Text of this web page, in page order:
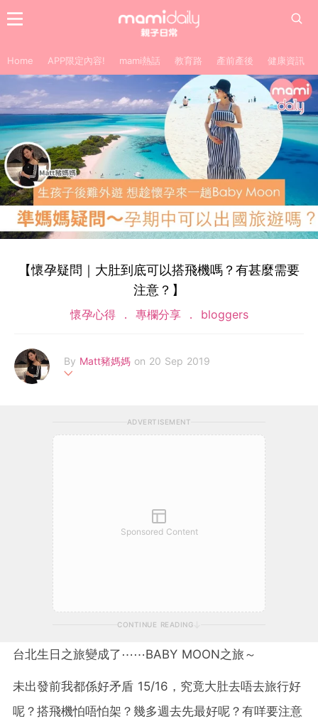
Home APP限定內容! mami熱話 教育路 產前產後 健康資訊
【懷孕疑問｜大肚到底可以搭飛機嗎？有甚麼需要
注意？】
懷孕心得 專欄分享 bloggers
By Matt豬媽媽 on 20 Sep 2019
歷過＆做咗媽媽先會明白的！希望將自己的懷孕到生產經歷及生活
日常與大家分享！一起感受當媽媽的滋味，互相交流＆學習更多育
兒心得！
ADVERTISEMENT
Sponsored Content
CONTINUE READING
台北生日之旅變成了⋯⋯BABY MOON之旅～
未出發前我都係好矛盾 15/16，究竟大肚去唔去旅行好
呢？搭飛機怕唔怕架？幾多週去先最好呢？有咩要注意